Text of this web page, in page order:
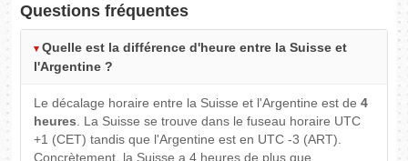
Questions fréquentes
Quelle est la différence d'heure entre la Suisse et
l'Argentine ?
Le décalage horaire entre la Suisse et l'Argentine est de4
heures. La Suisse se trouve dans le fuseau horaire UTC
+1 (CET) tandis que l'Argentine est en UTC -3 (ART).
Concrètement, la Suisse a 4 heures de plus que